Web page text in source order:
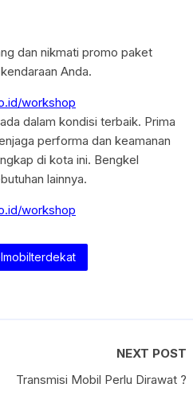
dan nikmati promo paket
Anda.
workshop
dalam kondisi terbaik. Prima
performa dan keamanan
di kota ini. Bengkel
lainnya.
workshop
NEXT POST
Transmisi Mobil Perlu Dirawat ?